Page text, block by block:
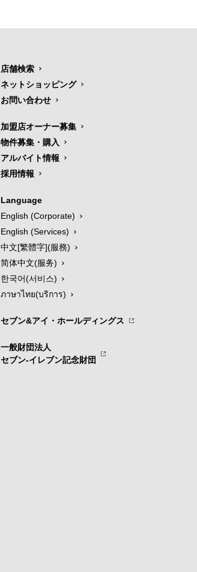
店舗検索
ネットショッピング
お問い合わせ
加盟店オーナー募集
物件募集・購入
アルバイト情報
採用情報
Language
English (Corporate)
English (Services)
中文[繁體字](服務)
简体中文(服务)
한국어(서비스)
ภาษาไทย(บริการ)
セブン&アイ・ホールディングス
一般財団法人
セブン-イレブン記念財団